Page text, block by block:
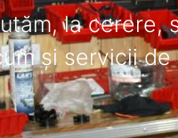
la cerere,
și servicii de